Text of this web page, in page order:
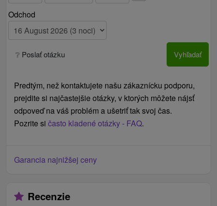
Odchod
❔ Poslať otázku Vyhľadať
Predtým, než kontaktujete našu zákaznícku podporu,
prejdite si najčastejšie otázky, v ktorých môžete nájsť
odpoveď na váš problém a ušetriť tak svoj čas.
Pozrite si často kladené otázky - FAQ.
Garancia najnižšej ceny
Recenzie